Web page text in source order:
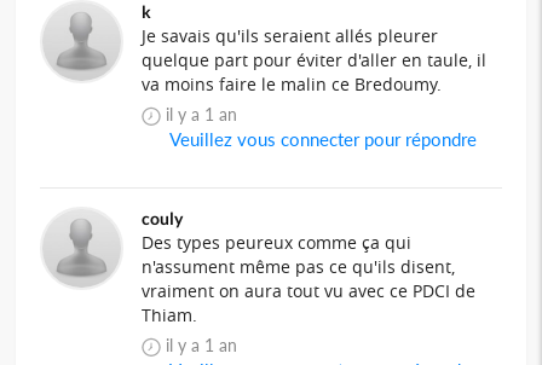
k
Je savais qu'ils seraient allés pleurer
quelque part pour éviter d'aller en taule, il
va moins faire le malin ce Bredoumy.
il y a 1 an
Veuillez vous connecter pour répondre
couly
Des types peureux comme ça qui
n'assument même pas ce qu'ils disent,
vraiment on aura tout vu avec ce PDCI de
Thiam.
il y a 1 an